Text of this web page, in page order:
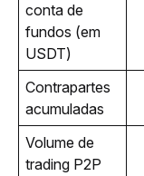
conta de
fundos (em
USDT)
Contrapartes
acumuladas
Volume de
trading P2P